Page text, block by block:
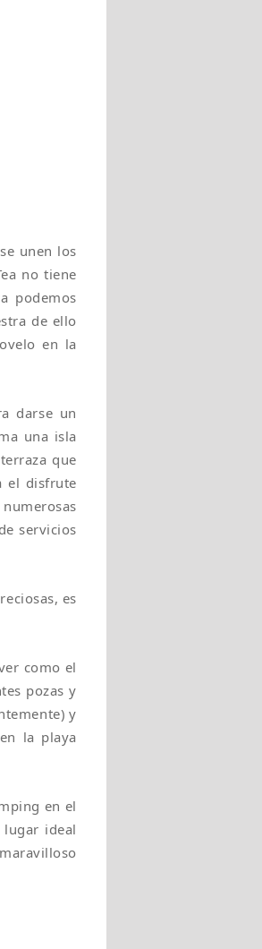
unen los
no tiene
podemos
de ello
en la
darse un
una isla
que
el disfrute
servicios
es
como el
pozas y
y
la playa
en el
ideal